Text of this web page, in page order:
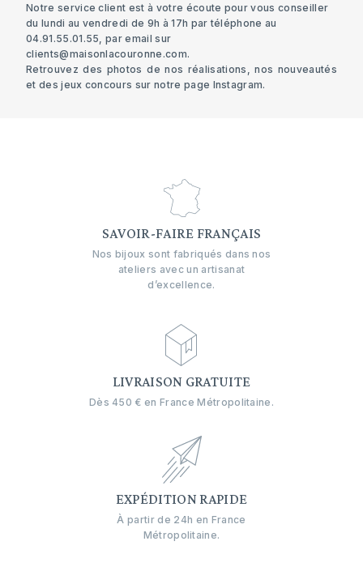
Notre service client est à votre écoute pour vous conseiller
du lundi au vendredi de 9h à 17h par téléphone au
04.91.55.01.55, par email sur
clients@maisonlacouronne.com.
Retrouvez des photos de nos réalisations, nos nouveautés
et des jeux concours sur notre page Instagram.
SAVOIR-FAIRE FRANÇAIS
Nos bijoux sont fabriqués dans nos
ateliers avec un artisanat
d’excellence.
LIVRAISON GRATUITE
Dès 450 € en France Métropolitaine.
EXPÉDITION RAPIDE
À partir de 24h en France
Métropolitaine.